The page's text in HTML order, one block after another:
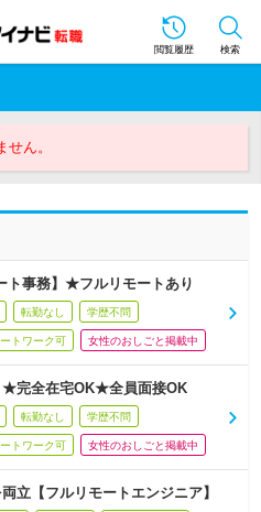
閲覧履歴 検索
ん。
ト事務】★フルリモートあり
転勤なし 学歴不問
トワーク可 女性のおしごと掲載中
★完全在宅OK★全員面接OK
転勤なし 学歴不問
トワーク可 女性のおしごと掲載中
立【フルリモートエンジニア】